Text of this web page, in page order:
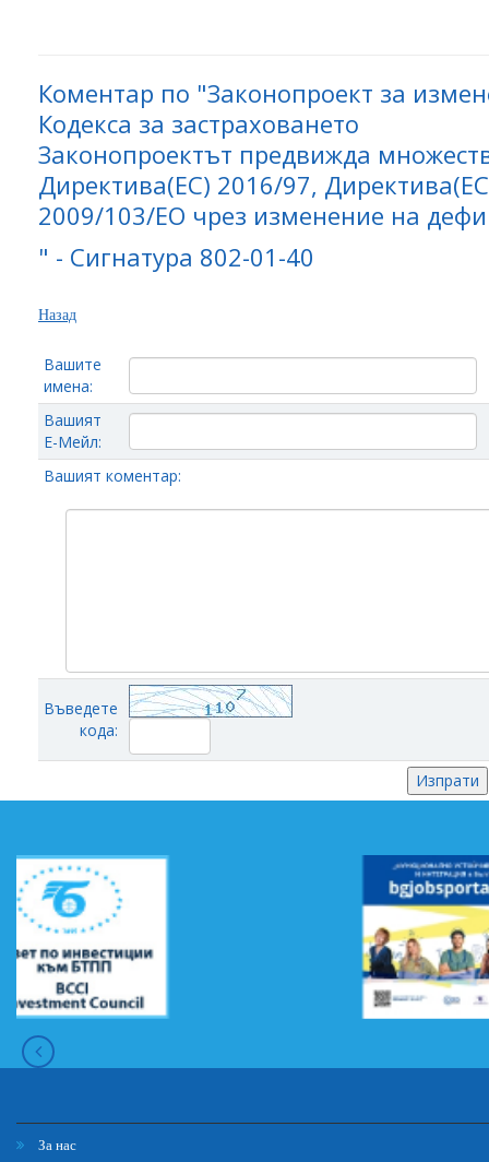
Коментар по "Законопроект за
Кодекса за застраховането
Законопроектът предвижда
Директива(ЕС) 2016/97,
2009/103/ЕО чрез изменение на
" - Сигнатура 802-01-40
Назад
Вашите
имена:
Вашият
Е-Мейл:
Вашият коментар:
Въведете
кода:
За нас